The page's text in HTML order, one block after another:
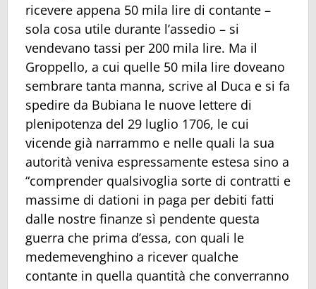
ricevere appena 50 mila lire di contante –
sola cosa utile durante l’assedio – si
vendevano tassi per 200 mila lire. Ma il
Groppello, a cui quelle 50 mila lire doveano
sembrare tanta manna, scrive al Duca e si fa
spedire da Bubiana le nuove lettere di
plenipotenza del 29 luglio 1706, le cui
vicende già narrammo e nelle quali la sua
autorità veniva espressamente estesa sino a
“comprender qualsivoglia sorte di contratti e
massime di dationi in paga per debiti fatti
dalle nostre finanze sì pendente questa
guerra che prima d’essa, con quali le
medemevenghino a ricever qualche
contante in quella quantità che converranno